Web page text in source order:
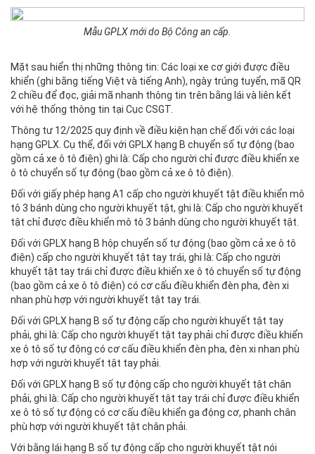
Mẫu GPLX mới do Bộ Công an cấp.
Mặt sau hiển thị những thông tin: Các loại xe cơ giới được điều
khiển (ghi bằng tiếng Việt và tiếng Anh), ngày trúng tuyển, mã QR
2 chiều để đọc, giải mã nhanh thông tin trên bằng lái và liên kết
với hệ thống thông tin tại Cục CSGT.
Thông tư 12/2025 quy định về điều kiện hạn chế đối với các loại
hạng GPLX. Cụ thể, đối với GPLX hạng B chuyển số tự động (bao
gồm cả xe ô tô điện) ghi là: Cấp cho người chỉ được điều khiển xe
ô tô chuyển số tự động (bao gồm cả xe ô tô điện).
Đối với giấy phép hạng A1 cấp cho người khuyết tật điều khiển mô
tô 3 bánh dùng cho người khuyết tật, ghi là: Cấp cho người khuyết
tật chỉ được điều khiển mô tô 3 bánh dùng cho người khuyết tật.
Đối với GPLX hạng B hộp chuyển số tự động (bao gồm cả xe ô tô
điện) cấp cho người khuyết tật tay trái, ghi là: Cấp cho người
khuyết tật tay trái chỉ được điều khiển xe ô tô chuyển số tự động
(bao gồm cả xe ô tô điện) có cơ cấu điều khiển đèn pha, đèn xi
nhan phù hợp với người khuyết tật tay trái.
Đối với GPLX hạng B số tự động cấp cho người khuyết tật tay
phải, ghi là: Cấp cho người khuyết tật tay phải chỉ được điều khiển
xe ô tô số tự động có cơ cấu điều khiển đèn pha, đèn xi nhan phù
hợp với người khuyết tật tay phải.
Đối với GPLX hạng B số tự động cấp cho người khuyết tật chân
phải, ghi là: Cấp cho người khuyết tật tay trái chỉ được điều khiển
xe ô tô số tự động có cơ cấu điều khiển ga động cơ, phanh chân
phù hợp với người khuyết tật chân phải.
Với bằng lái hạng B số tự động cấp cho người khuyết tật nói